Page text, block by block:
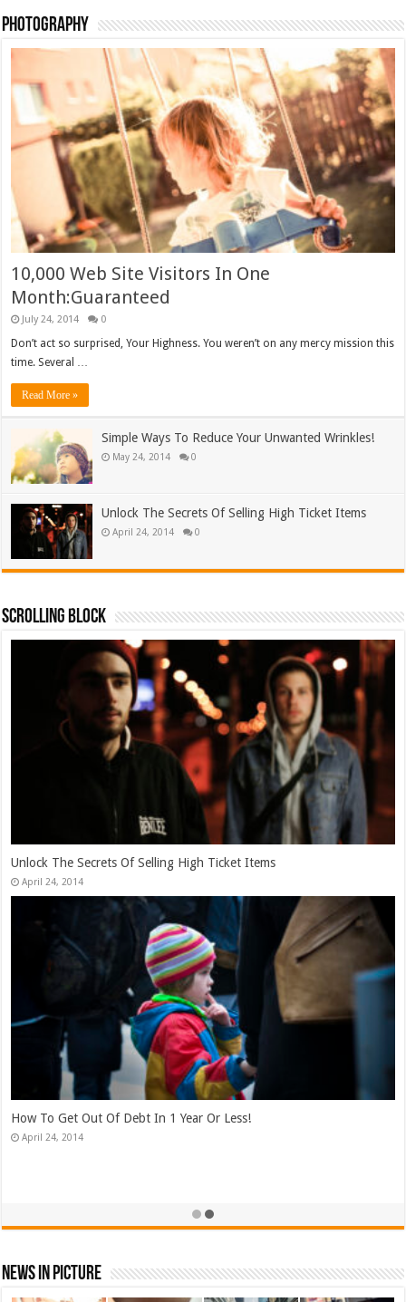
Photography
10,000 Web Site Visitors In One
Month:Guaranteed
July 24, 2014 0
Don’t act so surprised, Your Highness. You weren’t on any mercy mission this
time. Several …
Read More »
Simple Ways To Reduce Your Unwanted Wrinkles!
May 24, 2014 0
Unlock The Secrets Of Selling High Ticket Items
April 24, 2014 0
Scrolling Block
New! A
June
The Secrets Of Selling High Ticket Items
24, 2014
Get Out Of Debt In 1 Year Or Less!
24, 2014
News In Picture